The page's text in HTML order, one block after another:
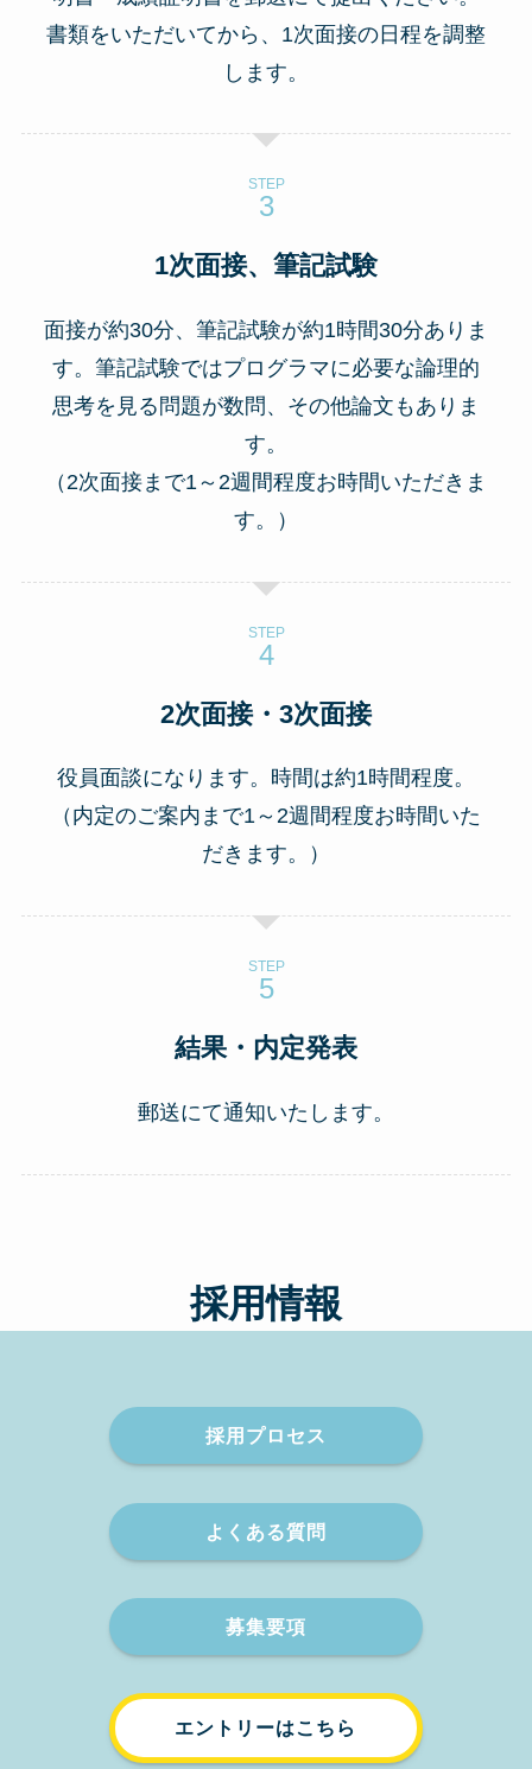
書類をいただいてから、1次面接の日程を調整
します。
STEP
1次面接、筆記試験
面接が約30分、筆記試験が約1時間30分ありま
す。 筆記試験ではプログラマに必要な論理的
思考を見る問題が数問、その他論文もありま
す。
（2次面接まで1～2週間程度お時間いただきま
す。）
STEP
2次面接・3次面接
役員面談になります。時間は約1時間程度。
（内定のご案内まで1～2週間程度お時間いた
だきます。）
STEP
結果・内定発表
郵送にて通知いたします。
採用情報
採用プロセス
よくある質問
募集要項
エントリーはこちら